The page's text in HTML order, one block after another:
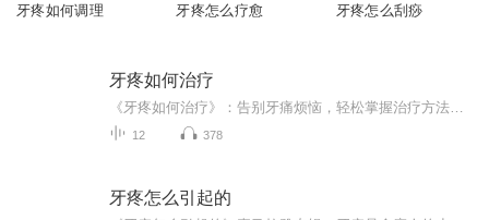
牙疼如何调理 牙疼怎么疗愈 牙疼怎么刮痧
牙疼如何治疗
12 378
牙疼怎么引起的